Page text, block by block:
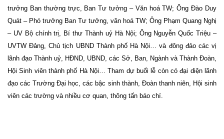
trưởng Ban thường trực, Ban Tư tưởng – Văn hoá TW; Ông Đào Duy
Quát – Phó trưởng Ban Tư tưởng, văn hoá TW; Ông Phạm Quang Nghị
– UV Bộ chính trị, Bí thư Thành uỷ Hà Nội; Ông Nguyễn Quốc Triệu –
UVTW Đảng, Chủ tịch UBND Thành phố Hà Nội… và đông đảo các vị
lãnh đạo Thành uỷ, HĐND, UBND, các Sở, Ban, Ngành và Thành Đoàn,
Hội Sinh viên thành phố Hà Nội… Tham dự buổi lễ còn có đại diện lãnh
đạo các Trường Đại học, các bậc sinh thành, Đoàn thanh niên, Hội sinh
viên các trường và nhiều cơ quan, thông tấn báo chí.